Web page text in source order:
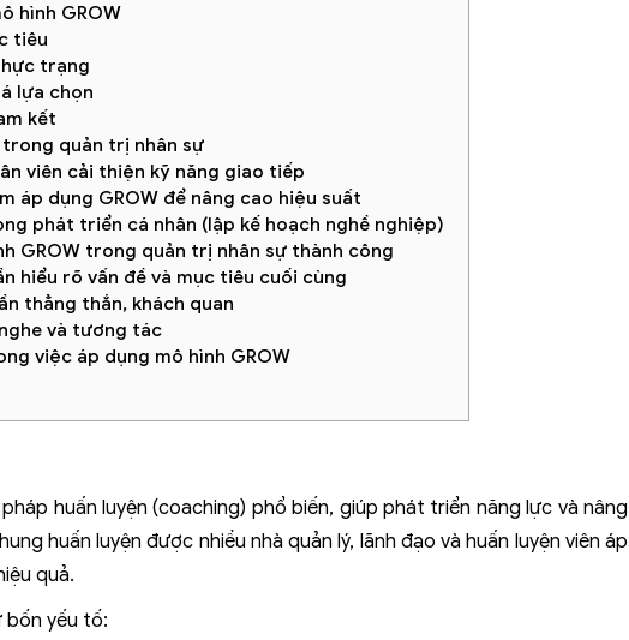
hình GROW
tiêu
trạng
lựa chọn
kết
trong quản trị nhân sự
viên cải thiện kỹ năng giao tiếp
áp dụng GROW để nâng cao hiệu suất
phát triển cá nhân (lập kế hoạch nghề nghiệp)
GROW trong quản trị nhân sự thành công
hiểu rõ vấn đề và mục tiêu cuối cùng
thẳng thắn, khách quan
và tương tác
việc áp dụng mô hình GROW
huấn luyện (coaching) phổ biến, giúp phát triển năng lực và nâng
huấn luyện được nhiều nhà quản lý, lãnh đạo và huấn luyện viên áp
quả.
bốn yếu tố: